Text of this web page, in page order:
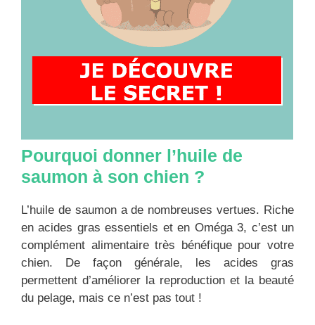
Pourquoi donner l’huile de
saumon à son chien ?
L’huile de saumon a de nombreuses vertues. Riche
en acides gras essentiels et en Oméga 3, c’est un
complément alimentaire très bénéfique pour votre
chien. De façon générale, les acides gras
permettent d’améliorer la reproduction et la beauté
du pelage, mais ce n’est pas tout !